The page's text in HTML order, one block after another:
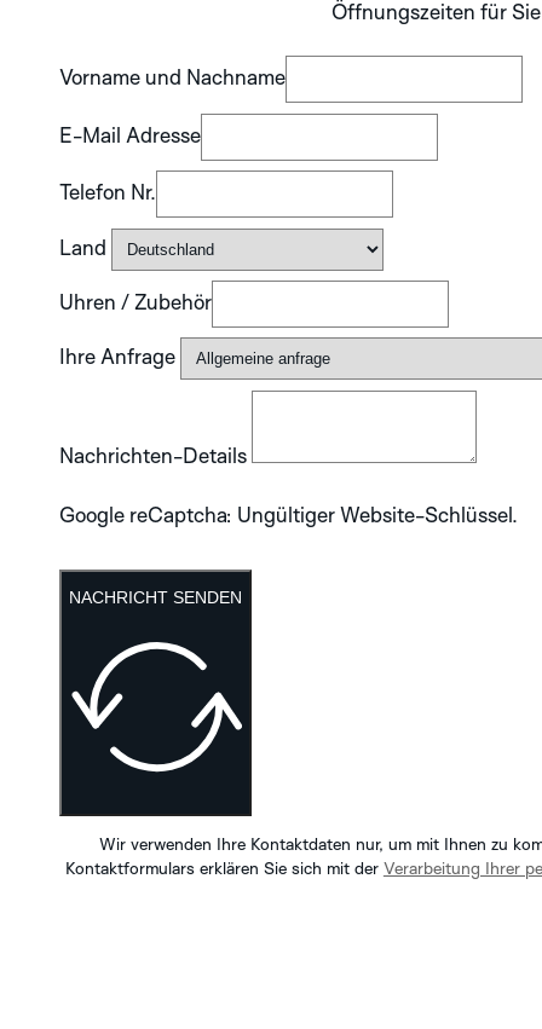
ENTDECKEN SIE
KOLLEKTION
Öffnungszeiten für
Vorname und Nachname
E-Mail Adresse
Telefon Nr.
Land
Uhren / Zubehör
Ihre Anfrage
Nachrichten-Details
Google reCaptcha: Ungültiger Website-Schlüssel.
NACHRICHT SENDEN
Wir verwenden Ihre Kontaktdaten nur, um mit Ihnen zu
Kontaktformulars erklären Sie sich mit der Verarbeitung Ihrer